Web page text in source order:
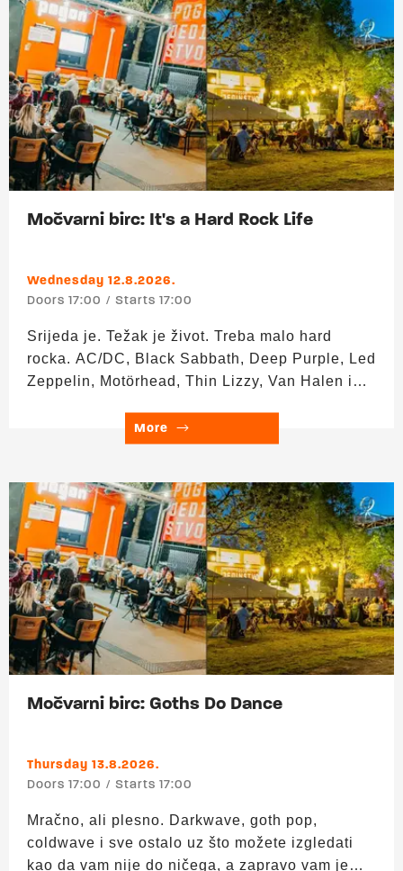
19:00 h – sve po 3 €! Nikšićko, Vukovarsko,
Ožujsko, Staropramen, Becks, Hidra i Aspall
cider. Više o ponudi Močvarnog
birca pogledajte ovdje.
Močvarni birc: It's a Hard Rock Life
Wednesday 12.8.2026.
Doors 17:00
Starts 17:00
Srijeda je. Težak je život. Treba malo hard
rocka. AC/DC, Black Sabbath, Deep Purple, Led
Zeppelin, Motörhead, Thin Lizzy, Van Halen i
bude glasnija od svega ostalog. ▬▬▬ Upad: 0
€ Trajanje: 17:00 – 24:00 HAPPY HOUR 17:00–
Ožujsko, Staropramen, Becks, Hidra i Aspall
cider. Više o ponudi Močvarnog
birca pogledajte ovdje.
More
Močvarni birc: Goths Do Dance
Thursday 13.8.2026.
Doors 17:00
Starts 17:00
Mračno, ali plesno. Darkwave, goth pop,
coldwave i sve ostalo uz što možete izgledati
kao da vam nije do ničega, a zapravo vam je